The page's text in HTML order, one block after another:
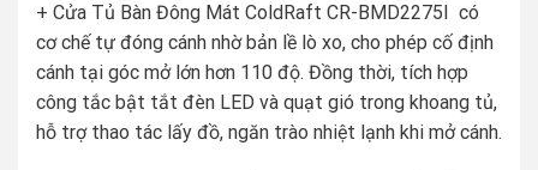
+ Cửa Tủ Bàn Đông Mát ColdRaft CR-BMD2275I có
cơ chế tự đóng cánh nhờ bản lề lò xo, cho phép cố định
cánh tại góc mở lớn hơn 110 độ. Đồng thời, tích hợp
công tắc bật tắt đèn LED và quạt gió trong khoang tủ,
hỗ trợ thao tác lấy đồ, ngăn trào nhiệt lạnh khi mở cánh.